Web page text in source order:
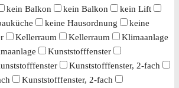
kein Balkon kein Balkon
kein Lift
keine Hausordnung
keine
Kellerraum Kellerraum
Klimaanlage
Kunststofffenster
Kunststofffenster, 2-fach
Kunststofffenster, 2-fach